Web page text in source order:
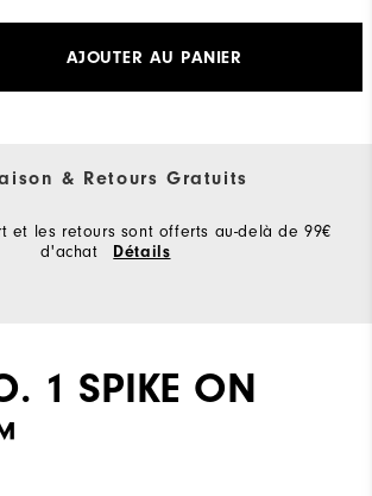
AJOUTER AU PANIER
& Retours Gratuits
et les retours sont offerts au-delà de 99€
d'achat
Détails
1 SPIKE ON